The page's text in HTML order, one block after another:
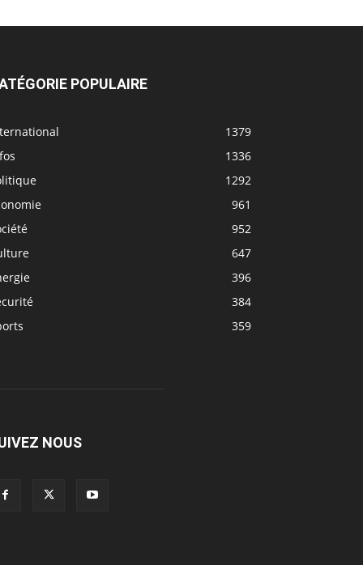
POPULAIRE
1379
1336
1292
961
952
647
396
384
359
NOUS